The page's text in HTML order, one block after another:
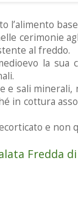
l’alimento
cerimonie
al freddo.
la
e sali
in cottura
e
Fredda